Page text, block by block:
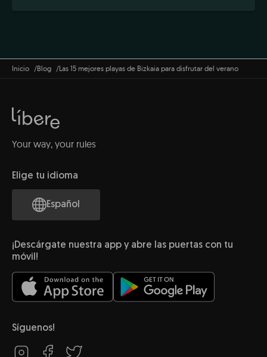
Inicio Blog Las 15 mejores playas de Bizkaia para disfrutar del verano
Your way, your rules
Elige tu idioma
Español
¡Descárgate nuestra app y abre las puertas con tu
móvil!
Síguenos!